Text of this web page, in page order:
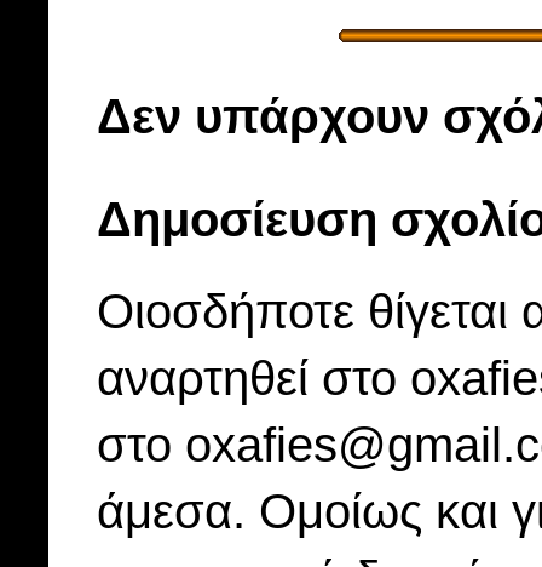
Δεν υπάρχουν
Δημοσίευση
Οιοσδήποτε
αναρτηθεί στο
στο
άμεσα. Ομοίως και